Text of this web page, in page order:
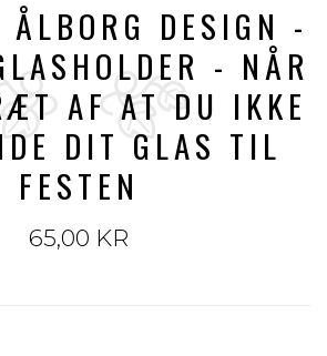
ÅLBORG DESIGN -
- NÅR
AF AT DU IKKE
DIT GLAS TIL
FESTEN
65,00 KR